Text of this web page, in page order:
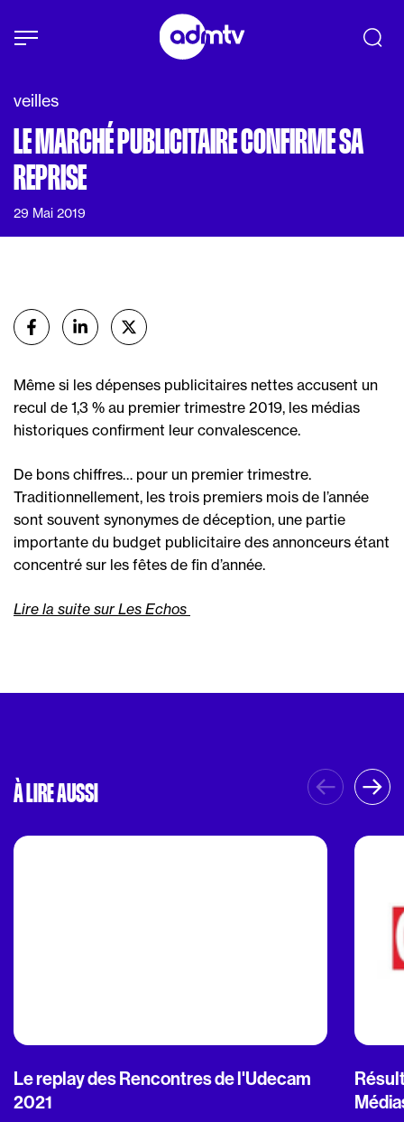
Aller au contenu principal
veilles
LE MARCHÉ PUBLICITAIRE CONFIRME SA
REPRISE
29 Mai 2019
Partager
sur Facebook
sur Linkedinsur X (Twitter)
Même si les dépenses publicitaires nettes accusent un
recul de 1,3 % au premier trimestre 2019, les médias
historiques confirment leur convalescence.
De bons chiffres… pour un premier trimestre.
Traditionnellement, les trois premiers mois de l’année
sont souvent synonymes de déception, une partie
importante du budget publicitaire des annonceurs étant
concentré sur les fêtes de fin d’année.
Lire la suite sur Les Echos
À LIRE AUSSI
Le replay des Rencontres de l'Udecam
2021
Panneau de gestion des cookies